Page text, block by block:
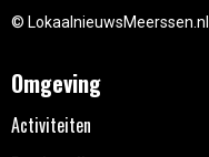
© LokaalnieuwsMeerssen.nl
Omgeving
Activiteiten